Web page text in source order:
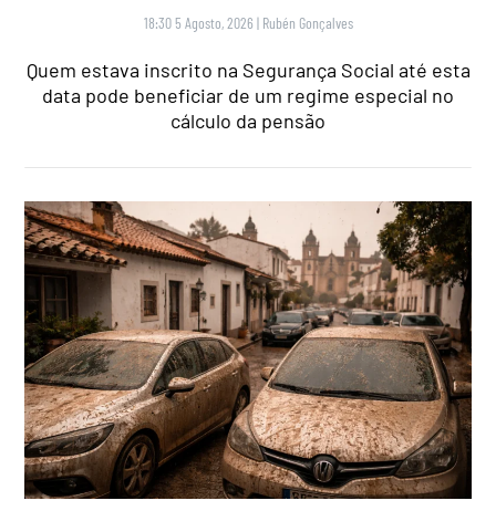
18:30 5 Agosto, 2026 | Rubén Gonçalves
Quem estava inscrito na Segurança Social até esta
data pode beneficiar de um regime especial no
cálculo da pensão